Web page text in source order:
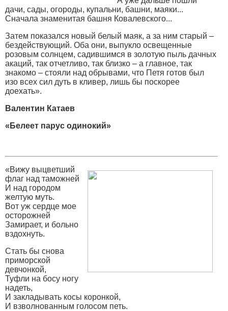
дачи, сады, огороды, купальни, башни, маяки...
Сначала знаменитая башня Ковалевского...
Затем показался новый белый маяк, а за ним старый –
бездействующий. Оба они, выпукло освещенные
розовым солнцем, садившимся в золотую пыль дачных
акаций, так отчетливо, так близко – а главное, так
знакомо – стояли над обрывами, что Петя готов был
изо всех сил дуть в кливер, лишь бы поскорее
доехать».
Валентин Катаев
«Белеет парус одинокий»
«Вижу выцветший
флаг над таможней
И над городом
желтую муть.
Вот уж сердце мое
осторожней
Замирает, и больно
вздохнуть.
Стать бы снова
приморской
девчонкой,
Туфли на босу ногу
надеть,
И закладывать косы коронкой,
И взволнованным голосом петь.